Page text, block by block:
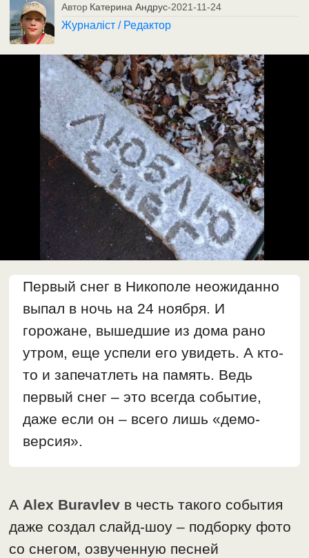
Автор Катерина Андрус-2021-11-24
Журналіст / Редактор
Первый снег в Никополе неожиданно
выпал в ночь на 24 ноября. И
горожане, вышедшие из дома рано
утром, еще успели его увидеть. А кто-
то и запечатлеть на память. Ведь
первый снег – это всегда событие,
даже если он – всего лишь «демо-
версия».
А Alex Buravlev в честь такого события
даже создал слайд-шоу – подборку фото
со снегом, озвученную песней